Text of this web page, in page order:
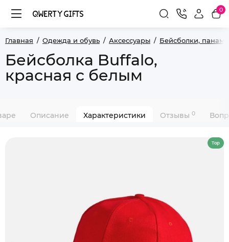
0
Главная Одежда и обувь Аксессуары Бейсболки,
Бейсболка Buffalo,
красная с белым
Описание Характеристики Отзывы 0
Top